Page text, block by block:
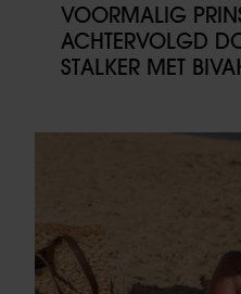
VOORMALIG
ACHTERVOLGD
STALKER MET